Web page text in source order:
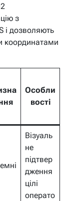
з
і дозволяють
координатами
Особли
вості
Візуаль
не
підтвер
дження
цілі
операто